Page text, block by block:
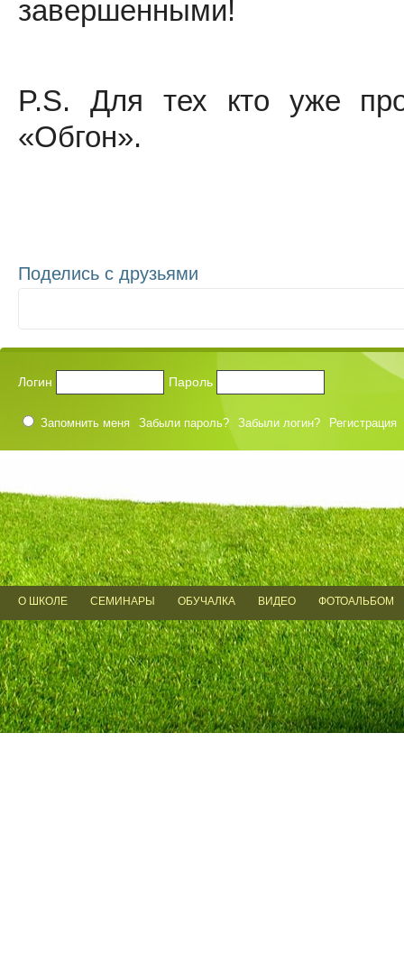
завершенными!
P.S. Для тех кто уже
«Обгон».
Поделись с друзьями
Логин Пароль
Запомнить меня Забыли пароль? Забыли логин? Регистрация
О ШКОЛЕ СЕМИНАРЫ ОБУЧАЛКА ВИДЕО ФОТОАЛЬБОМ